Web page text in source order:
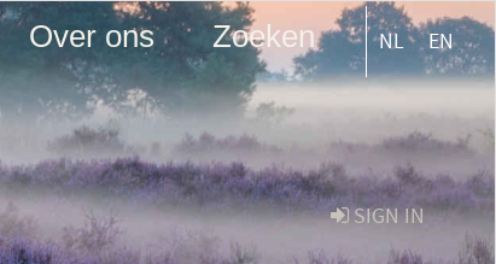
Over ons Zoeken NL EN
SIGN IN